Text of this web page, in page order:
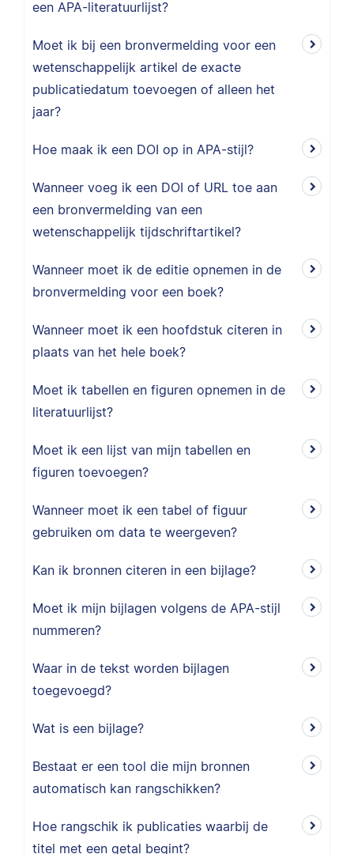
een APA-literatuurlijst?
Moet ik bij een bronvermelding voor een
wetenschappelijk artikel de exacte
publicatiedatum toevoegen of alleen het
jaar?
Hoe maak ik een DOI op in APA-stijl?
Wanneer voeg ik een DOI of URL toe aan
een bronvermelding van een
wetenschappelijk tijdschriftartikel?
Wanneer moet ik de editie opnemen in de
bronvermelding voor een boek?
Wanneer moet ik een hoofdstuk citeren in
plaats van het hele boek?
Moet ik tabellen en figuren opnemen in de
literatuurlijst?
Moet ik een lijst van mijn tabellen en
figuren toevoegen?
Wanneer moet ik een tabel of figuur
gebruiken om data te weergeven?
Kan ik bronnen citeren in een bijlage?
Moet ik mijn bijlagen volgens de APA-stijl
nummeren?
Waar in de tekst worden bijlagen
toegevoegd?
Wat is een bijlage?
Bestaat er een tool die mijn bronnen
automatisch kan rangschikken?
Hoe rangschik ik publicaties waarbij de
titel met een getal begint?